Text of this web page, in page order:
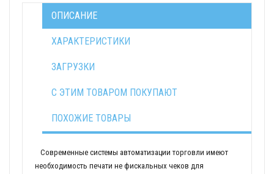
ОПИСАНИЕ
ХАРАКТЕРИСТИКИ
ЗАГРУЗКИ
С ЭТИМ ТОВАРОМ ПОКУПАЮТ
ПОХОЖИЕ ТОВАРЫ
Современные системы автоматизации торговли имеют
необходимость печати не фискальных чеков для